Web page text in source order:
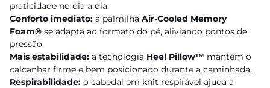
praticidade no dia a dia.
Conforto imediato: a palmilha Air-Cooled Memory
Foam® se adapta ao formato do pé, aliviando pontos de
pressão.
Mais estabilidade: a tecnologia Heel Pillow™ mantém o
calcanhar firme e bem posicionado durante a caminhada.
Respirabilidade: o cabedal em knit respirável ajuda a